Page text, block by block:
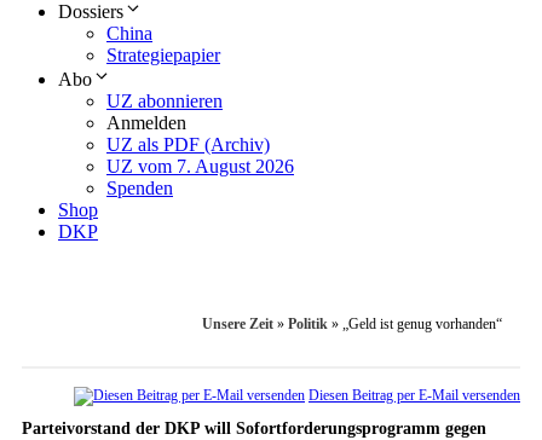
Dossiers
China
Strategiepapier
Abo
UZ abonnieren
Anmelden
UZ als PDF (Archiv)
UZ vom 7. August 2026
Spenden
Shop
DKP
Unsere Zeit » Politik » „Geld ist genug vorhanden“
Diesen Beitrag per E-Mail versenden
Parteivorstand der DKP will Sofortforderungsprogramm gegen